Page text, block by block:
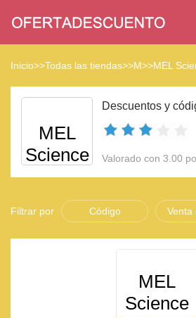
Inicio>>Todas las tiendas>>M>>MEL
MEL
Science
Valorado con 3.00
Filtrar por Código Venta
MEL
Science